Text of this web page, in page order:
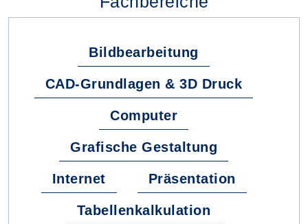
Bildbearbeitung
CAD-Grundlagen & 3D Druck
Computer
Grafische Gestaltung
Internet Präsentation
Tabellenkalkulation